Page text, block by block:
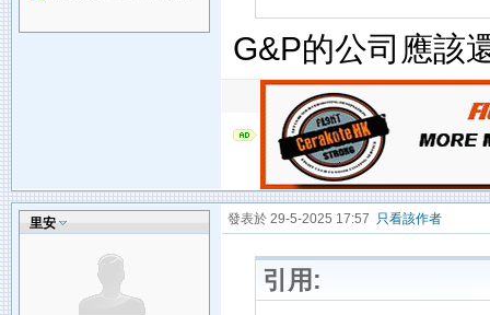
G&P的公司應該
里安 發表於 29-5-2025 17:57 只看該作者
引用: